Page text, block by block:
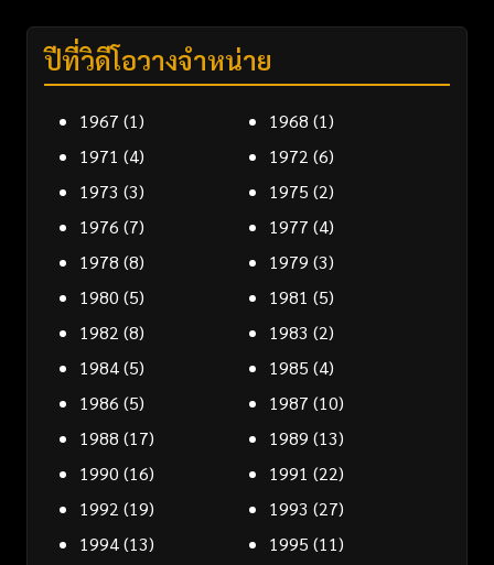
ปีที่วิดีโอวางจำหน่าย
1967 (1) 1968 (1)
1971 (4) 1972 (6)
1973 (3) 1975 (2)
1976 (7) 1977 (4)
1978 (8) 1979 (3)
1980 (5) 1981 (5)
1982 (8) 1983 (2)
1984(5) 1985 (4)
1986 (5) 1987 (10)
1988 (17) 1989 (13)
1990 (16) 1991 (22)
1992 (19) 1993 (27)
1994(13) 1995 (11)